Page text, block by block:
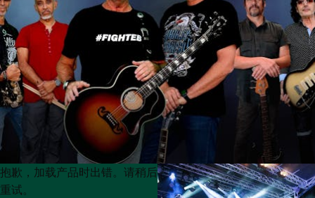
Product
List
Product
List
抱歉，加载产品时出错。请稍后
重试。